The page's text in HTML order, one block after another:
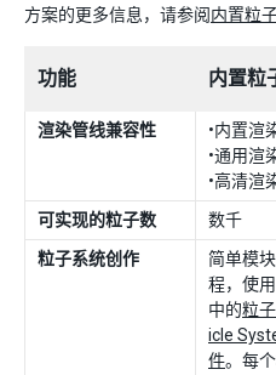
方案的更多信息，请参阅内置粒
功能 内置粒
渲染管线兼容性
•内置渲
•通用渲
•高清渲
可实现的粒子数 数千
粒子系统创作
简单模
程，使
中的粒
icle
件。每